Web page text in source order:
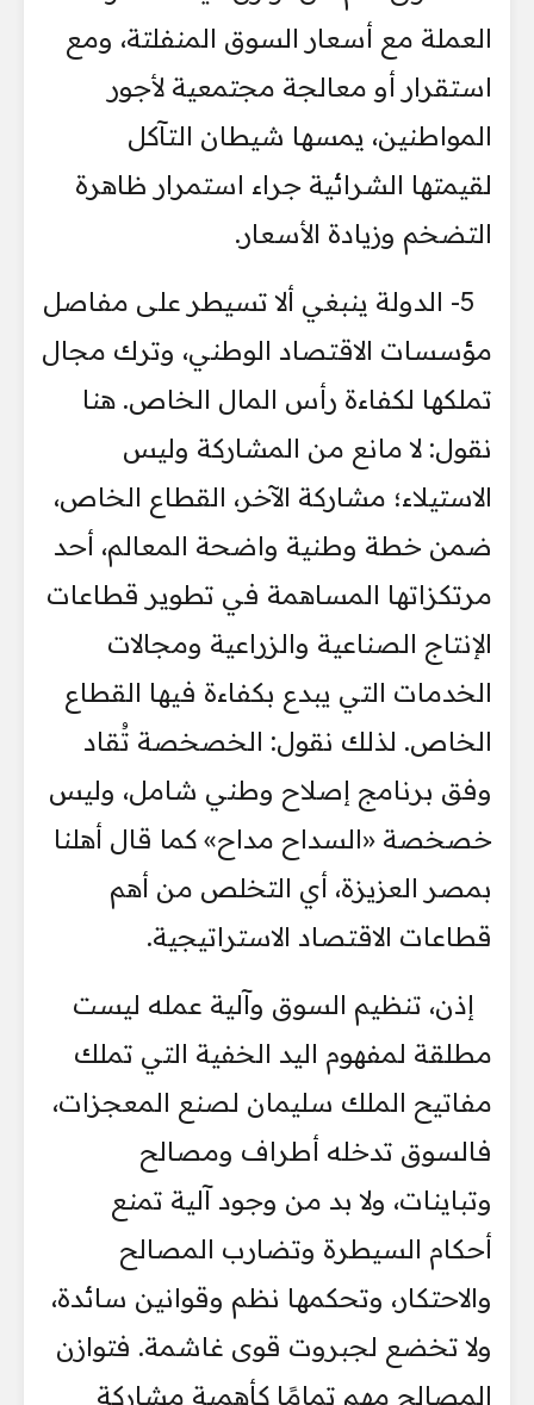
العملة مع أسعار السوق المنفلتة، ومع
استقرار أو معالجة مجتمعية لأجور
المواطنين، يمسها شيطان التآكل
لقيمتها الشرائية جراء استمرار ظاهرة
التضخم وزيادة الأسعار.
5- الدولة ينبغي ألا تسيطر على مفاصل
مؤسسات الاقتصاد الوطني، وترك مجال
تملكها لكفاءة رأس المال الخاص. هنا
نقول: لا مانع من المشاركة وليس
الاستيلاء؛ مشاركة الآخر، القطاع الخاص،
ضمن خطة وطنية واضحة المعالم، أحد
مرتكزاتها المساهمة في تطوير قطاعات
الإنتاج الصناعية والزراعية ومجالات
الخدمات التي يبدع بكفاءة فيها القطاع
الخاص. لذلك نقول: الخصخصة تُقاد
وفق برنامج إصلاح وطني شامل، وليس
خصخصة «السداح مداح» كما قال أهلنا
بمصر العزيزة، أي التخلص من أهم
قطاعات الاقتصاد الاستراتيجية.
إذن، تنظيم السوق وآلية عمله ليست
مطلقة لمفهوم اليد الخفية التي تملك
مفاتيح الملك سليمان لصنع المعجزات،
فالسوق تدخله أطراف ومصالح
وتباينات، ولا بد من وجود آلية تمنع
أحكام السيطرة وتضارب المصالح
والاحتكار، وتحكمها نظم وقوانين سائدة،
ولا تخضع لجبروت قوى غاشمة. فتوازن
المصالح مهم تمامًا كأهمية مشاركة